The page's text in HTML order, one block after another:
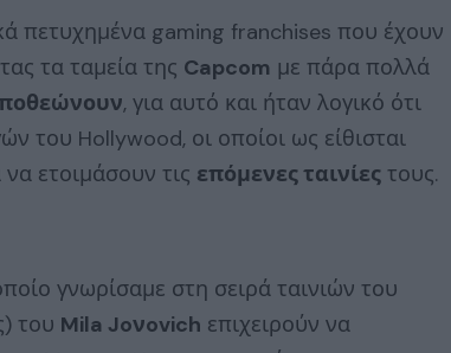
πετυχημένα gaming franchises που έχουν
τα ταμεία της Capcom με πάρα πολλά
, για αυτό και ήταν λογικό ότι
του Hollywood, οι οποίοι ως είθισται
ετοιμάσουν τις επόμενες ταινίες τους.
γνωρίσαμε στη σειρά ταινιών του
του Mila Joνovich επιχειρούν να